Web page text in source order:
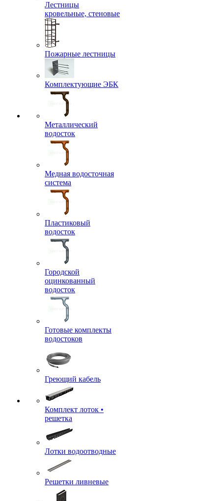
Лестницы
кровельные, стеновые
Пожарные лестницы
Комплектующие ЭБК
Металлический
водосток
Медная водосточная
система
Пластиковый
водосток
Городской
оцинкованный
водосток
Готовые комплекты
водостоков
Греющий кабель
Комплект лоток •
решетка
Лотки водоотводные
Решетки ливневые